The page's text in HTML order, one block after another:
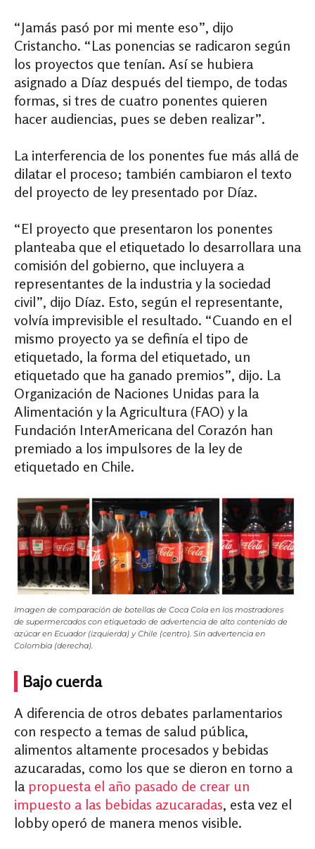
“Jamás pasó por mi mente eso”, dijo
Cristancho. “Las ponencias se radicaron según
los proyectos que tenían. Así se hubiera
asignado a Díaz después del tiempo, de todas
formas, si tres de cuatro ponentes quieren
hacer audiencias, pues se deben realizar”.
La interferencia de los ponentes fue más allá de
dilatar el proceso; también cambiaron el texto
del proyecto de ley presentado por Díaz.
“El proyecto que presentaron los ponentes
planteaba que el etiquetado lo desarrollara una
comisión del gobierno, que incluyera a
representantes de la industria y la sociedad
civil”, dijo Díaz. Esto, según el representante,
volvía imprevisible el resultado. “Cuando en el
mismo proyecto ya se definía el tipo de
etiquetado, la forma del etiquetado, un
etiquetado que ha ganado premios”, dijo. La
Organización de Naciones Unidas para la
Alimentación y la Agricultura (FAO) y la
Fundación InterAmericana del Corazón han
premiado a los impulsores de la ley de
etiquetado en Chile.
Imagen de comparación de botellas de Coca Cola en los mostradores
de supermercados con etiquetado de advertencia de alto contenido de
azúcar en Ecuador (izquierda) y Chile (centro). Sin advertencia en
Colombia (derecha).
Bajo cuerda
A diferencia de otros debates parlamentarios
con respecto a temas de salud pública,
alimentos altamente procesados y bebidas
azucaradas, como los que se dieron en torno a
la propuesta el año pasado de crear un
impuesto a las bebidas azucaradas, esta vez el
lobby operó de manera menos visible.